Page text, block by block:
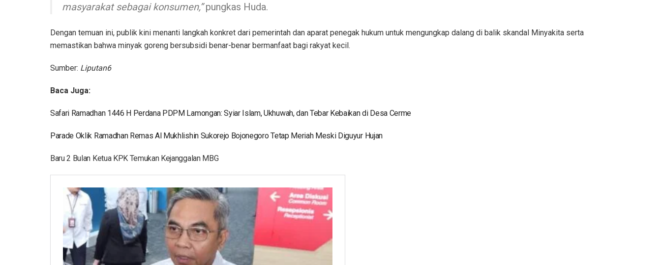
masyarakat sebagai konsumen,”pungkas Huda.
Dengan temuan ini, publik kini menanti langkah konkret dari pemerintah dan aparat penegak hukum untuk mengungkap dalang di balik skandal Minyakita serta
memastikan bahwa minyak goreng bersubsidi benar-benar bermanfaat bagi rakyat kecil.
Sumber: Liputan6
Baca Juga:
Safari Ramadhan 1446 H Perdana PDPM Lamongan: Syiar Islam, Ukhuwah, dan Tebar Kebaikan di Desa Cerme
Parade Oklik Ramadhan Remas Al Mukhlishin Sukorejo Bojonegoro Tetap Meriah Meski Diguyur Hujan
Baru 2 Bulan Ketua KPK Temukan Kejanggalan MBG